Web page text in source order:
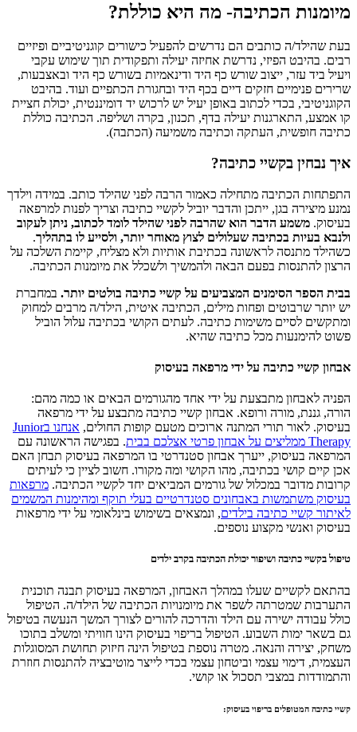
מיומנות הכתיבה- מה היא כוללת?
בעת שהילד/ה כותבים הם נדרשים להפעיל כישורים קוגניטיביים ופיזיים
רבים. בהיבט הפיזי, נדרשת אחיזה יעילה ותפקודית תוך שימוש עקבי
ויעיל ביד עזר, ייצוב שורש כף היד ודינאמיות בשורש כף היד ובאצבעות,
שרירים פנימיים חזקים דיים בכף היד ובחגורת הכתפיים ועוד. בהיבט
הקוגניטיבי, בכדי לכתוב באופן יעיל יש לרכוש יד דומיננטית, יכולת חציית
קו אמצע, התארגנות יעילה בדף, תכנון, בקרה ושליפה. הכתיבה כוללת
כתיבה חופשית, העתקה וכתיבה משמיעה (הכתבה).
איך נבחין בקשיי כתיבה?
התפתחות הכתיבה מתחילה כאמור הרבה לפני שהילד כותב. במידה וילדך
נמנע מיצירה בגן, ייתכן והדבר יוביל לקשיי כתיבה וצריך לפנות למרפאה
בעיסוק. משמע הדבר הוא שהרבה לפני שהילד לומד לכתוב, ניתן לעקוב
ולנבא בעיות בכתיבה שעלולים לצוץ מאוחר יותר, ולסייע לו בתהליך.
כשהילד מתנסה לראשונה בכתיבת אותיות ולא מצליח, קיימת השלכה על
הרצון להתנסות בפעם הבאה ולהמשיך ולשכלל את מיומנות הכתיבה.
בבית הספר הסימנים המצביעים על קשיי כתיבה בולטים יותר. במחברת
יש יותר שרבוטים ופחות מילים, הכתיבה איטית, הילד/ה מרבים למחוק
ומתקשים לסיים משימות כתיבה. לעתים הקושי בכתיבה עלול הוביל
פשוט להימנעות מכל כתיבה שהיא.
אבחון קשיי כתיבה על ידי מרפאה בעיסוק
הפניה לאבחון מתבצעת על ידי אחד מהגורמים הבאים או כמה מהם:
הורה, גננת, מורה ורופא. אבחון קשיי כתיבה מתבצע על ידי מרפאה
בעיסוק. לאור תורי המתנה ארוכים מטעם קופות החולים,
אנחנו בJunior
Therapy ממליצים על אבחון פרטי אצלכם בבית
. בפגישה הראשונה עם
המרפאה בעיסוק, ייערך אבחון סטנדרטי בו המרפאה בעיסוק תבחן האם
אכן קיים קושי בכתיבה, מהו הקושי ומה מקורו. חשוב לציין כי לעיתים
קרובות מדובר במכלול של גורמים המביאים יחד לקשיי הכתיבה. מרפאות
בעיסוק משתמשות באבחונים סטנדרטיים בעלי תוקף ומהימנות המשמים
לאיתור קשיי כתיבה בילדים, ונמצאים בשימוש בינלאומי על ידי מרפאות
בעיסוק ואנשי מקצוע נוספים.
טיפול בקשיי כתיבה ושיפור יכולת הכתיבה בקרב ילדים
בהתאם לקשיים שעלו במהלך האבחון, המרפאה בעיסוק תבנה תוכנית
התערבות שמטרתה לשפר את מיומנויות הכתיבה של הילד/ה. הטיפול
כולל עבודה ישירה עם הילד והדרכה להורים לצורך המשך הנעשה בטיפול
גם בשאר ימות השבוע. הטיפול בריפוי בעיסוק הינו חוויתי ומשלב בתוכו
משחק, יצירה והנאה. מטרה נוספת בטיפול הינה חיזוק תחושת המסוגלות
העצמית, דימוי עצמי וביטחון עצמי בכדי לייצר מוטיבציה להתנסות חוזרת
והתמודדות במצבי תסכול או קושי.
קשיי כתיבה המטופלים בריפוי בעיסוק: